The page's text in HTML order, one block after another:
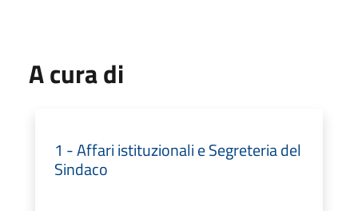
A cura di
1 - Affari istituzionali e Segreteria del
Sindaco